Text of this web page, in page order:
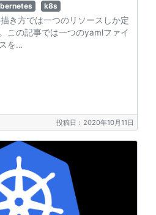
k8s
き方では一つのリソースしか定
この記事では一つのyamlファイ
を…
投稿日：2020年10月11日